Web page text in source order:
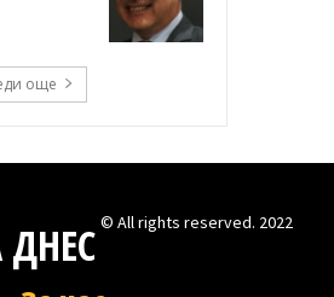
още
ДНЕС © All rights reserved. 2022